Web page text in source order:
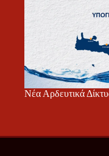
Νέα Αρδευτικά